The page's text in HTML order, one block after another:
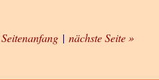
Seitenanfang | nächste Seite »